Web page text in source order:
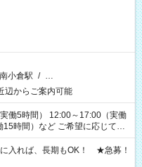
南小倉駅 / …
からご案内可能
働5時間） 12:00～17:00（実働
ご希望に応じて、
軽に担当へ相談ください！
入れば、長期もOK！ ★急募！